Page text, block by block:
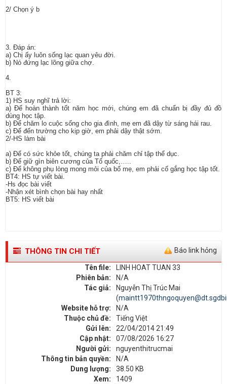
2/ Chọn ý b
3. Đáp án:
a) Chị ấy luôn sống lạc quan yêu đời.
b) Nó đứng lạc lõng giữa chợ.
4.
BT 3:
1) HS suy nghĩ trả lời:
a) Để hoàn thành tốt năm học mới, chúng em đã chuẩn bị đầy đủ đồ
dùng học tập.
b) Để chăm lo cuộc sống cho gia đình, mẹ em đã dậy từ sáng hái rau.
c) Để đến trường cho kịp giờ, em phải dậy thật sớm.
2/-HS làm bài
a) Để có sức khỏe tốt, chúng ta phải chăm chỉ tập thể dục.
b) Để giữ gìn biên cương của Tổ quốc,…..
c) Để không phụ lòng mong mỏi của bố mẹ, em phải cố gắng học tập tốt.
BT4: HS tự viết bài.
-Hs đọc bài viết
-Nhận xét bình chọn bài hay nhất
BT5: HS viết bài
Báo link hỏng
THÔNG TIN CHI TIẾT
Tên file:
LINH HOAT TUAN 33
Phiên bản:
N/A
Tác giả:
Nguyễn Thị Trúc Mai
(
Website hỗ trợ:
N/A
Thuộc chủ đề:
Tiếng Việt
Gửi lên:
22/04/2014 21:49
Cập nhật:
07/08/2026 16:27
Người gửi:
nguyenthitrucmai
Thông tin bản quyền:
N/A
Dung lượng:
38.50 KB
Xem:
1409